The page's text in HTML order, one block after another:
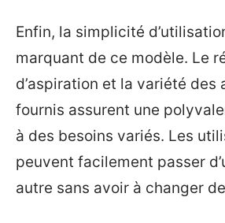
Enfin, la simplicité
marquant de ce modèle. Le
d’aspiration et la variété des
fournis assurent une
à des besoins variés. Les
peuvent facilement passer
autre sans avoir à changer